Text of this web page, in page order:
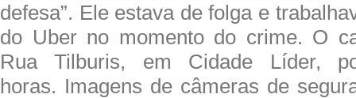
defesa”. Ele estava de folga e
do Uber no momento do crime. O
Rua Tilburis, em Cidade Líder,
horas. Imagens de câmeras de